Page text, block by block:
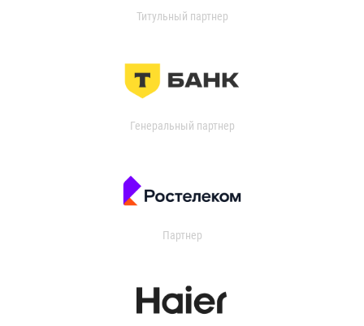
Титульный партнер
Генеральный партнер
Партнер